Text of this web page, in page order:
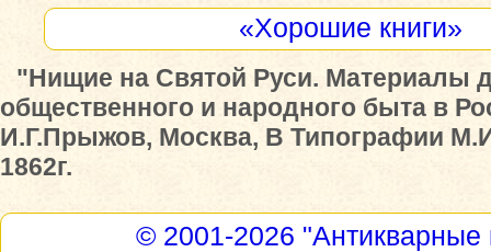
«Хорошие книги»
"Нищие на Святой Руси. Материалы
общественного и народного быта в
И.Г.Прыжов, Москва, В Типографии
1862г.
© 2001-2026 "Антикварные